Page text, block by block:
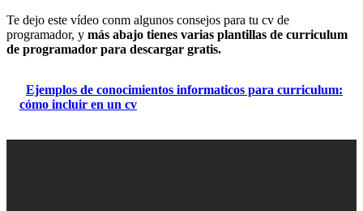
Te dejo este vídeo conm algunos consejos para tu cv de
programador, y más abajo tienes varias plantillas de curriculum
de programador para descargar gratis.
Ejemplos de conocimientos informaticos para curriculum:
cómo incluir en un cv